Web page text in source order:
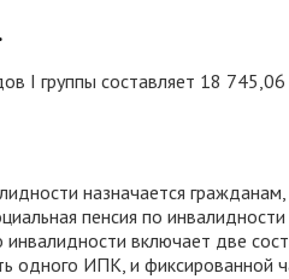
I группы составляет 18
назначается
пенсия по
инвалидности включает две
одного ИПК, и фиксированной